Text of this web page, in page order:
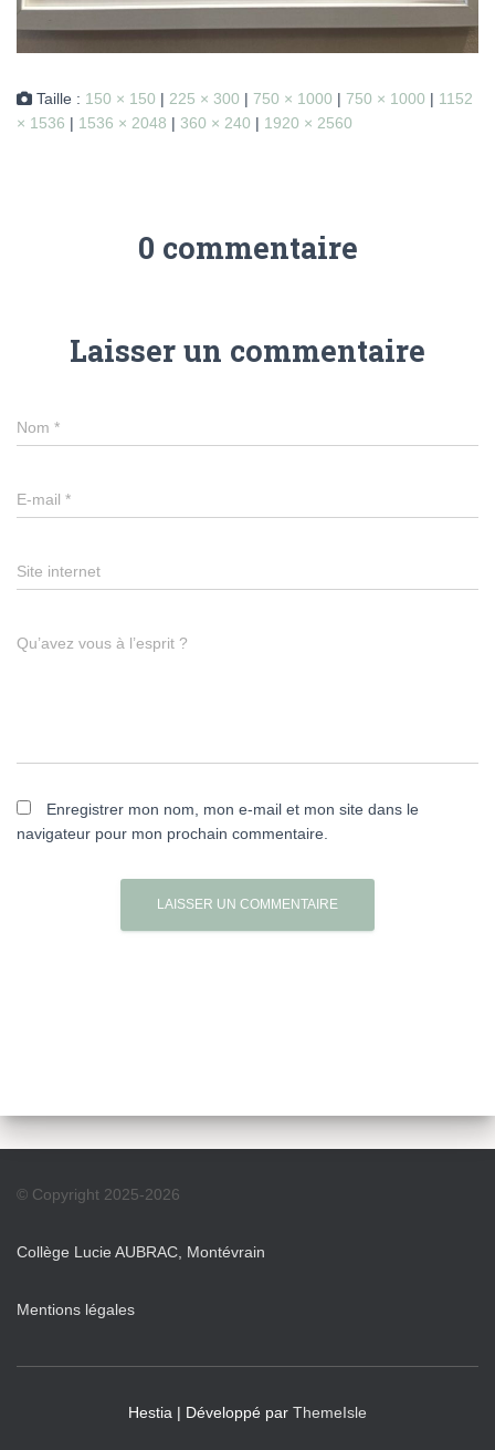
Taille : 150 × 150 | 225 × 300 | 750 × 1000 | 750 × 1000 | 1152
× 1536 | 1536 × 2048 | 360 × 240 | 1920 × 2560
0 commentaire
Laisser un commentaire
Nom *
E-mail *
Site internet
Qu’avez vous à l’esprit ?
Enregistrer mon nom, mon e-mail et mon site dans le
navigateur pour mon prochain commentaire.
© Copyright 2025-2026
Collège Lucie AUBRAC, Montévrain
Mentions légales
Hestia | Développé par ThemeIsle